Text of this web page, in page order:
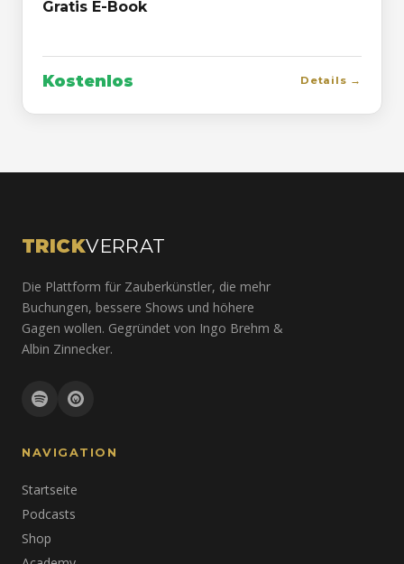
Gratis E-Book
Kostenlos Details →
TRICKVERRAT
Die Plattform für Zauberkünstler, die mehr
Buchungen, bessere Shows und höhere
Gagen wollen. Gegründet von Ingo Brehm &
Albin Zinnecker.
NAVIGATION
Startseite
Podcasts
Shop